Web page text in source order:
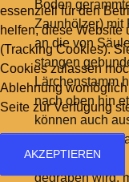
Boden
Zaunhölzer) mit
an die von
stangen
Lärchenstamm
nach oben hin
können auch
Die Höhe des
Teil der
gegraben wird,
essenziell für den
helfen, diese Website
(Tracking Cookies).
Cookies zulassen
Ablehnung
Seite zur Verfügung
AKZEPTIEREN